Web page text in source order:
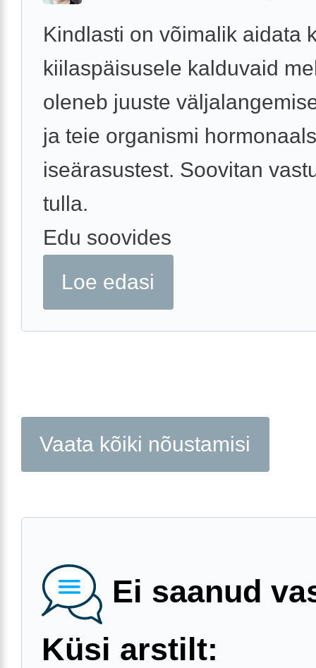
Kindlasti on võimalik aidata
kiilaspäisusele kalduvaid
oleneb juuste
ja teie organismi
iseärasustest. Soovitan
tulla.
Edu soovides
Loe edasi
Vaata kõiki nõustamisi
Ei saanud
Küsi arstilt: